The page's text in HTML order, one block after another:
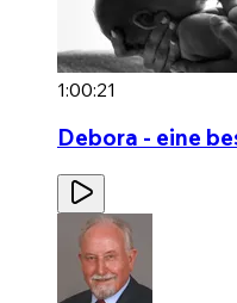
1:00:21
Debora - eine